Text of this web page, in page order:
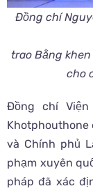
Đồng chí
trao Bằng khen
cho
Đồng chí Viện
và Chính phủ
phạm xuyên
pháp đã xác